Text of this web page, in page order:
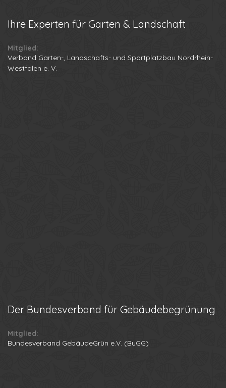
Ihre Experten für Garten & Landschaft
Mitglied:
Verband Garten-, Landschafts- und Sportplatzbau Nordrhein-
Westfalen e. V.
Der Bundesverband für Gebäudebegrünung
Mitglied:
Bundesverband GebäudeGrün e.V. (BuGG)
Ihr Name